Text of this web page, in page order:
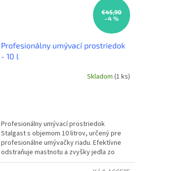
€45,90
–4 %
Profesionálny umývací prostriedok
- 10 l
Skladom (1 ks)
Profesionálny umývací prostriedok
Stalgast s objemom 10 litrov, určený pre
profesionálne umývačky riadu. Efektívne
odstraňuje mastnotu a zvyšky jedla zo
všetkých druhov riadu a...